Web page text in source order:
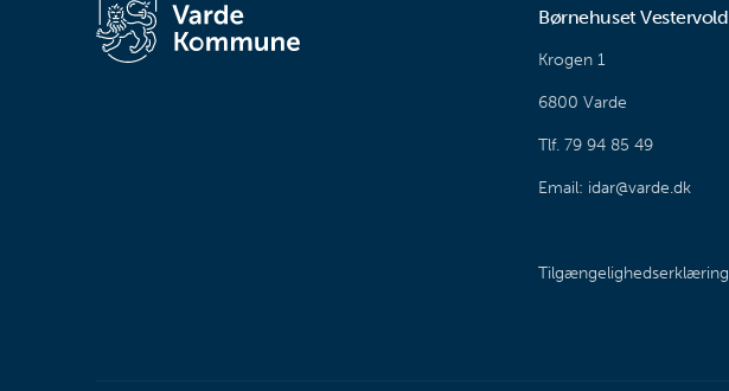
Børnehuset Vestervold
Krogen 1
6800 Varde
Tlf. 79 94 85 49
Email: idar@varde.dk
Tilgængelighedserklæring